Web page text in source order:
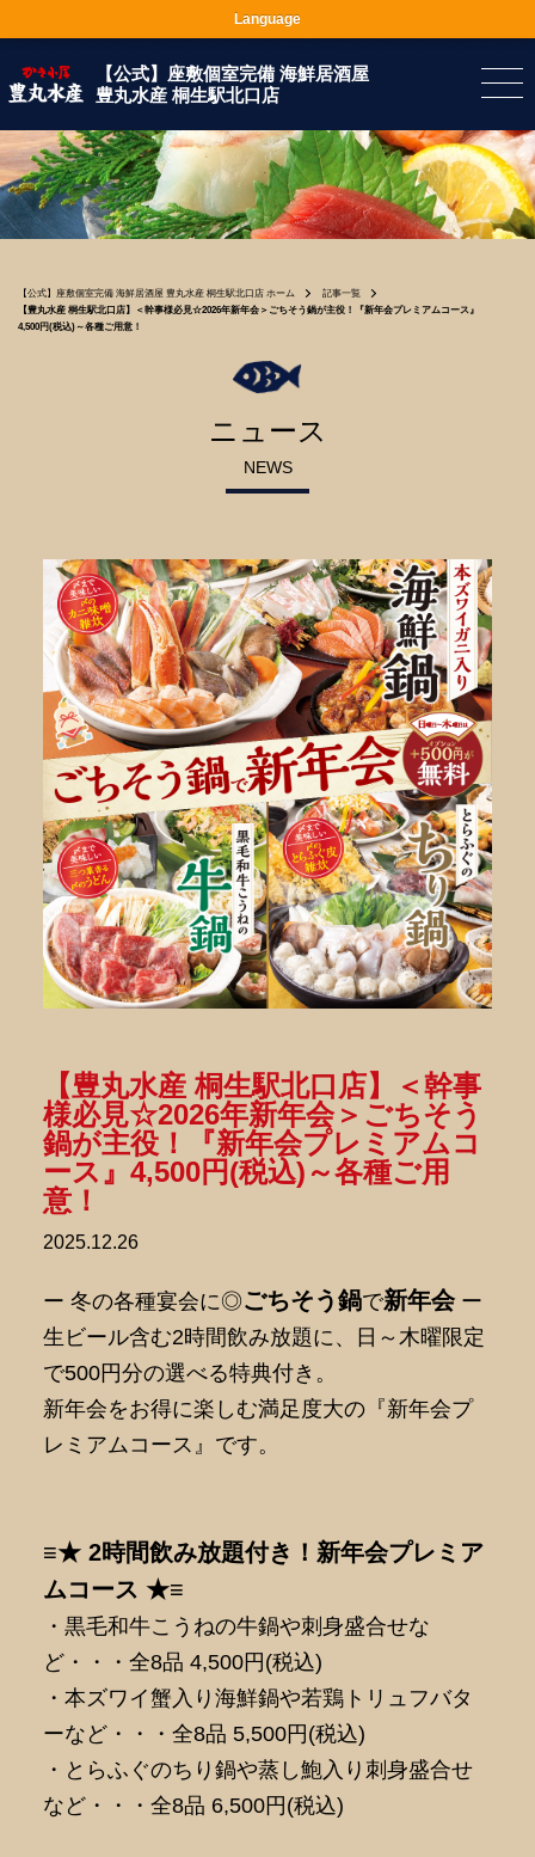
【公式】座敷個室完備 海鮮居酒屋
豊丸水産 桐生駅北口店
【公式】座敷個室完備 海鮮居酒屋 豊丸水産 桐生駅北口店 ホーム
記事一覧
【豊丸水産 桐生駅北口店】＜幹事様必見☆2026年新年会＞ごちそう鍋が主役！『新年会プレミアムコース』
4,500円(税込)～各種ご用意！
ニュース
NEWS
2025.12.26
【豊丸水産 桐生駅北口店】＜幹事
様必見☆2026年新年会＞ごちそう
鍋が主役！『新年会プレミアムコ
ース』4,500円(税込)～各種ご用
意！
ー 冬の各種宴会に◎ごちそう鍋で新年会ー
生ビール含む2時間飲み放題に、日～木曜限定
で500円分の選べる特典付き。
新年会をお得に楽しむ満足度大の『新年会プ
レミアムコース』です。
≡★ 2時間飲み放題付き！新年会プレミア
ムコース ★≡
・黒毛和牛こうねの牛鍋や刺身盛合せな
ど・・・全8品 4,500円(税込)
・本ズワイ蟹入り海鮮鍋や若鶏トリュフバタ
ーなど・・・全8品 5,500円(税込)
・とらふぐのちり鍋や蒸し鮑入り刺身盛合せ
など・・・全8品 6,500円(税込)
Language